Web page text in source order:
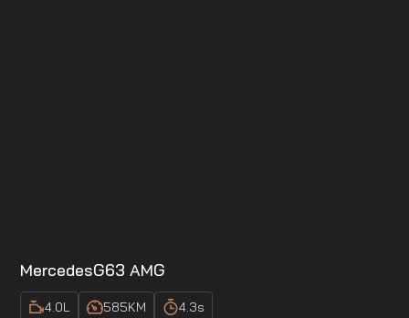
MercedesG63 AMG
4.0L 585KM 4.3s